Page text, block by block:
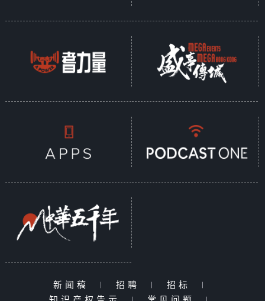
新闻稿 | 招聘 | 招标
|